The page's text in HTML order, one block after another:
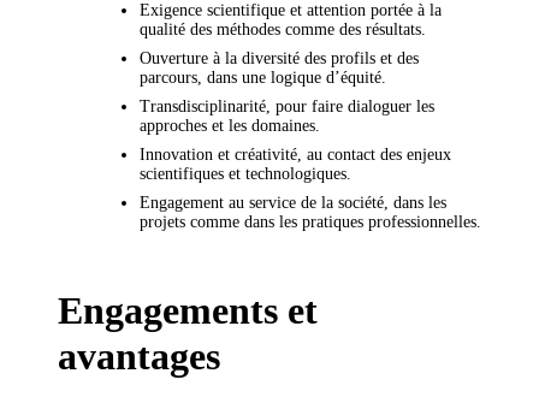
Exigence scientifique et attention portée à la
qualité des méthodes comme des résultats.
Ouverture à la diversité des profils et des
parcours, dans une logique d’équité.
Transdisciplinarité, pour faire dialoguer les
approches et les domaines.
Innovation et créativité, au contact des enjeux
scientifiques et technologiques.
Engagement au service de la société, dans les
projets comme dans les pratiques professionnelles.
Engagements et
avantages